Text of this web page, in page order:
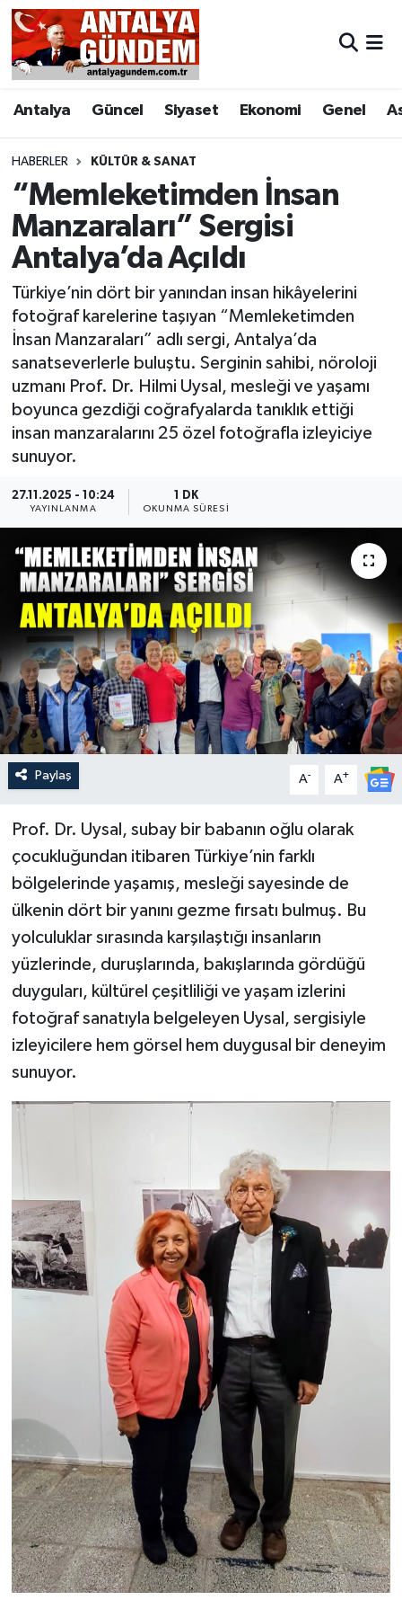
Antalya Güncel Siyaset Ekonomi Genel
HABERLER KÜLTÜR & SANAT
“Memleketimden İnsan
Manzaraları” Sergisi
Antalya’da Açıldı
Türkiye’nin dört bir yanından insan hikâyelerini
fotoğraf karelerine taşıyan “Memleketimden
İnsan Manzaraları” adlı sergi, Antalya’da
sanatseverlerle buluştu. Serginin sahibi, nöroloji
uzmanı Prof. Dr. Hilmi Uysal, mesleği ve yaşamı
boyunca gezdiği coğrafyalarda tanıklık ettiği
insan manzaralarını 25 özel fotoğrafla izleyiciye
sunuyor.
27.11.2025 - 10:24
YAYINLANMA
1 DK
OKUNMA SÜRESI
Paylaş A- A+
Prof. Dr. Uysal, subay bir babanın oğlu olarak
çocukluğundan itibaren Türkiye’nin farklı
bölgelerinde yaşamış, mesleği sayesinde de
ülkenin dört bir yanını gezme fırsatı bulmuş. Bu
yolculuklar sırasında karşılaştığı insanların
yüzlerinde, duruşlarında, bakışlarında gördüğü
duyguları, kültürel çeşitliliği ve yaşam izlerini
fotoğraf sanatıyla belgeleyen Uysal, sergisiyle
izleyicilere hem görsel hem duygusal bir deneyim
sunuyor.
Antalya
Asayiş
Bilim & Teknoloji
Bölge
EĞİTİM
Ekonomi
Genel
Görüntülü Haber
Güncel
Magazin
Resmi İlan
Sağlık & Yaşam
Siyaset
Spor
Antalya Nöbetçi Eczaneler
Antalya Hava Durumu
Antalya Namaz Vakitleri
Antalya Trafik Yoğunluk Haritası
Süper Lig Puan Durumu ve Fikstür
Tüm Manşetler
Son Dakika Haberleri
Haber Arşivi